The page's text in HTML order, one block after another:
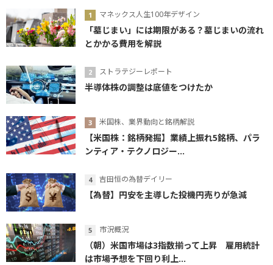
マネックス人生100年デザイン
「墓じまい」には期限がある？墓じまいの流れ
とかかる費用を解説
ストラテジーレポート
半導体株の調整は底値をつけたか
米国株、業界動向と銘柄解説
【米国株：銘柄発掘】業績上振れ5銘柄、パラ
ンティア・テクノロジー...
吉田恒の為替デイリー
【為替】円安を主導した投機円売りが急減
市況概況
（朝）米国市場は3指数揃って上昇 雇用統計
は市場予想を下回り利上...